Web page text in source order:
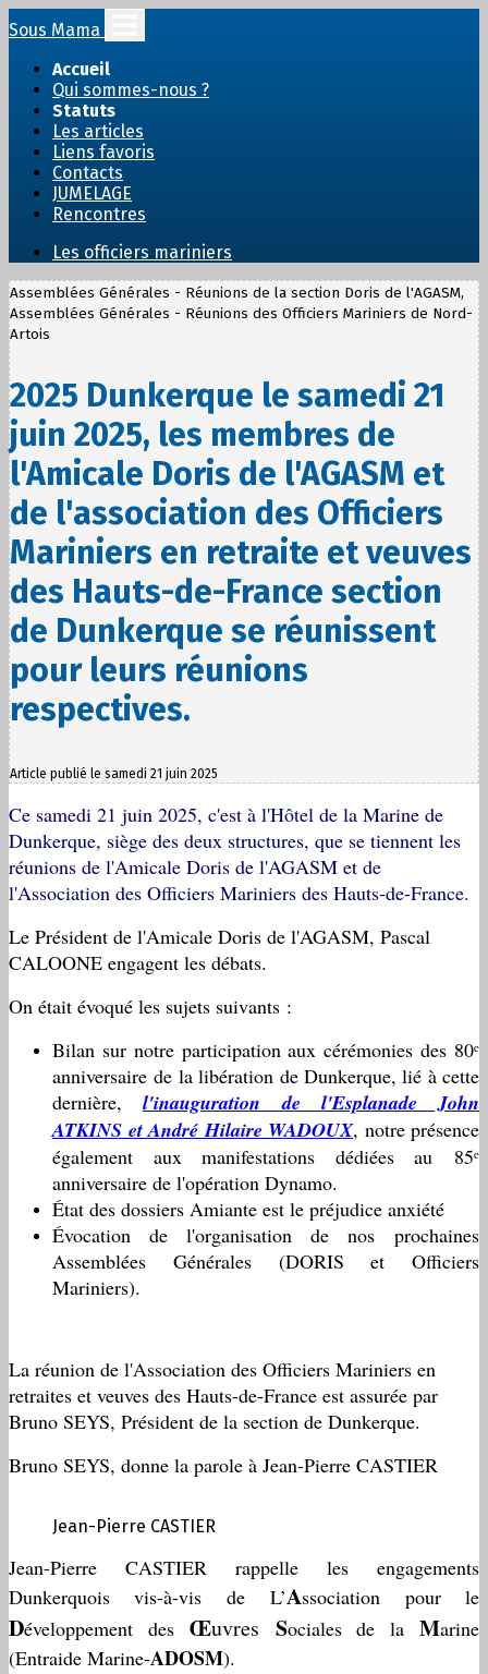
Sous Mama
Accueil
Qui sommes-nous ?
Statuts
Les articles
Liens favoris
Contacts
JUMELAGE
Rencontres
Les officiers mariniers
Assemblées Générales - Réunions de la section Doris de l'AGASM,
Assemblées Générales - Réunions des Officiers Mariniers de Nord-
Artois
2025 Dunkerque le samedi 21
juin 2025, les membres de
l'Amicale Doris de l'AGASM et
de l'association des Officiers
Mariniers en retraite et veuves
des Hauts-de-France section
de Dunkerque se réunissent
pour leurs réunions
respectives.
Article publié le samedi 21 juin 2025
Ce samedi 21 juin 2025, c'est à l'Hôtel de la Marine de
Dunkerque, siège des deux structures, que se tiennent les
réunions de l'Amicale Doris de l'AGASM et de
l'Association des Officiers Mariniers des Hauts-de-France.
Le Président de l'Amicale Doris de l'AGASM, Pascal
CALOONE engagent les débats.
On était évoqué les sujets suivants :
Bilan sur notre participation aux cérémonies des 80ᵉ
anniversaire de la libération de Dunkerque, lié à cette
dernière, l'inauguration de l'Esplanade John
ATKINS et André Hilaire WADOUX, notre présence
également aux manifestations dédiées au 85ᵉ
anniversaire de l'opération Dynamo.
État des dossiers Amiante est le préjudice anxiété
Évocation de l'organisation de nos prochaines
Assemblées Générales (DORIS et Officiers
Mariniers).
La réunion de l'Association des Officiers Mariniers en
retraites et veuves des Hauts-de-France est assurée par
Bruno SEYS, Président de la section de Dunkerque.
Bruno SEYS, donne la parole à Jean-Pierre CASTIER
Jean-Pierre CASTIER
Jean-Pierre CASTIER rappelle les engagements
Dunkerquois vis-à-vis de L’Association pour le
Développement des Œuvres Sociales de laMarine
(Entraide Marine-ADOSM).